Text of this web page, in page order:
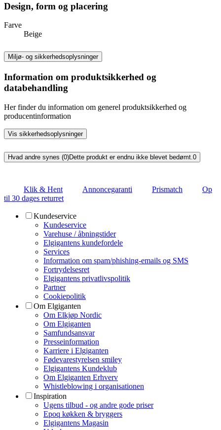
Design, form og placering
Farve
Beige
Miljø- og sikkerhedsoplysninger
Information om produktsikkerhed og
databehandling
Her finder du information om generel produktsikkerhed og
producentinformation
Vis sikkerhedsoplysninger
Hvad andre synes (0)Dette produkt er endnu ikke blevet bedømt. 0
Klik & Hent Annoncegaranti Prismatch
Op
til 30 dages returret
Kundeservice
Kundeservice
Varehuse / åbningstider
Elgigantens kundefordele
Services
Information om spam/phishing-emails og SMS
Fortrydelsesret
Elgigantens privatlivspolitik
Partner
Cookiepolitik
Om Elgiganten
Om Elkjøp Nordic
Om Elgiganten
Samfundsansvar
Presseinformation
Karriere i Elgiganten
Fødevarestyrelsen smiley
Elgigantens Kundeklub
Om Elgiganten Erhverv
Whistleblowing i organisationen
Inspiration
Ugens tilbud - og andre gode priser
Epoq køkken & bryggers
Elgigantens Magasin